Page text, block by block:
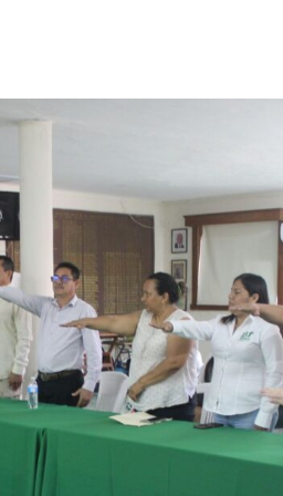
impacto
Perdieron a
una casa
3 de agosto de 2026